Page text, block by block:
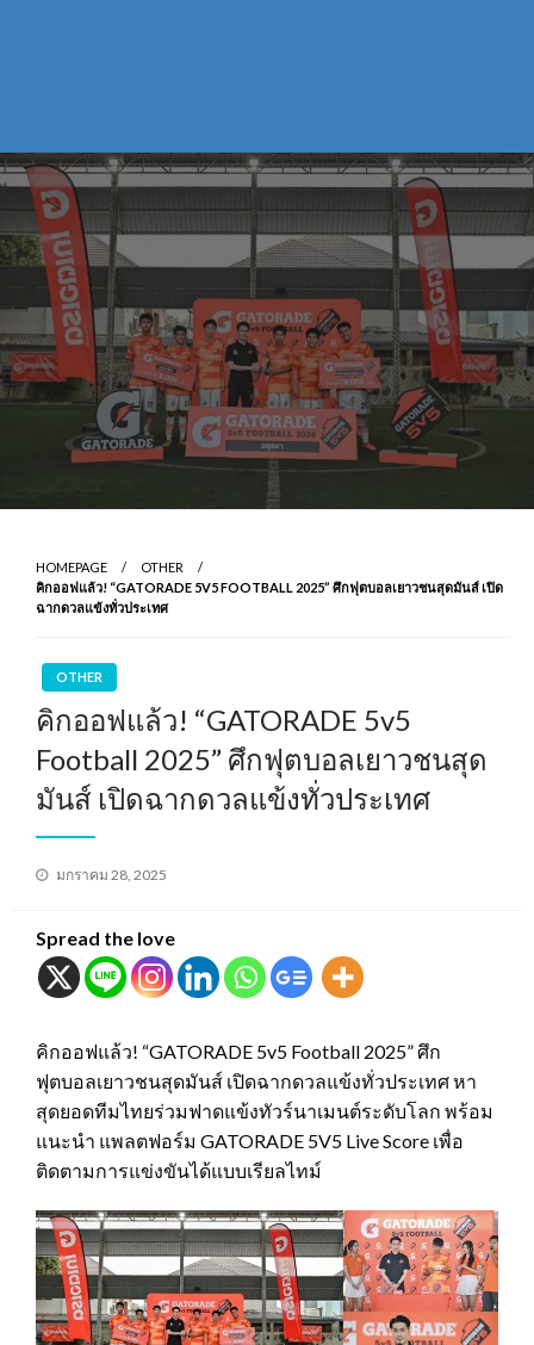
HOMEPAGE
OTHER
คิกออฟแล้ว! “GATORADE 5V5 FOOTBALL 2025” ศึกฟุตบอลเยาวชนสุดมันส์ เปิด
ฉากดวลแข้งทั่วประเทศ
OTHER
คิกออฟแล้ว! “GATORADE 5v5
Football 2025” ศึกฟุตบอลเยาวชนสุด
มันส์ เปิดฉากดวลแข้งทั่วประเทศ
Posted
มกราคม 28, 2025
Spread the love
คิกออฟแล้ว! “GATORADE 5v5 Football 2025” ศึก
ฟุตบอลเยาวชนสุดมันส์ เปิดฉากดวลแข้งทั่วประเทศ หา
สุดยอดทีมไทยร่วมฟาดแข้งทัวร์นาเมนต์ระดับโลก พร้อม
แนะนำ แพลตฟอร์ม GATORADE 5V5 Live Score เพื่อ
ติดตามการแข่งขันได้แบบเรียลไทม์